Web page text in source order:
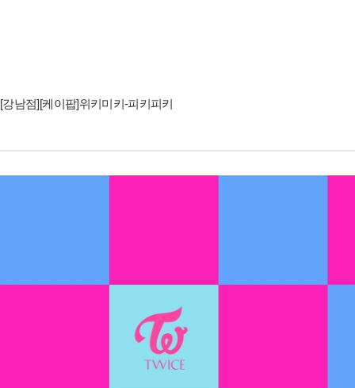
[강남점][케이팝]위키미키-피키피키